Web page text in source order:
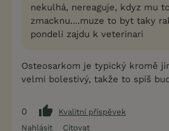
nekulhá, nereaguje, kdyz mu to
zmacknu....muze to byt taky
pondeli zajdu k veterinari
Osteosarkom je typický kromě
velmi bolestivý, takže to spíš
0
Kvalitní příspěvek
Nahlásit
Citovat